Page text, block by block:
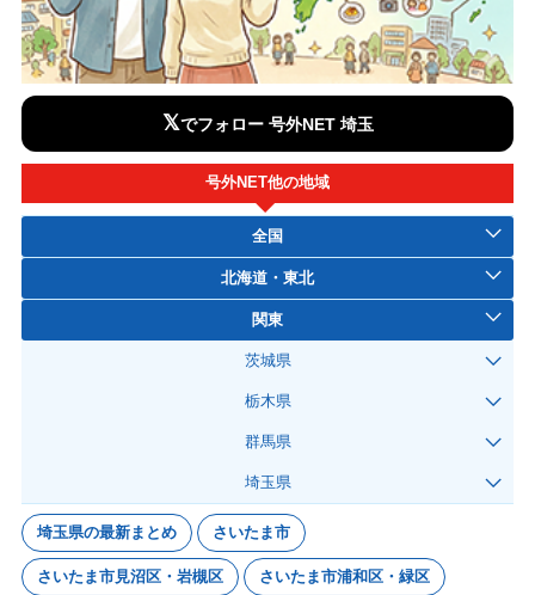
𝕏でフォロー 号外NET 埼玉
号外NET他の地域
全国
北海道・東北
関東
茨城県
栃木県
群馬県
埼玉県
埼玉県の最新まとめ さいたま市
さいたま市見沼区・岩槻区 さいたま市浦和区・緑区